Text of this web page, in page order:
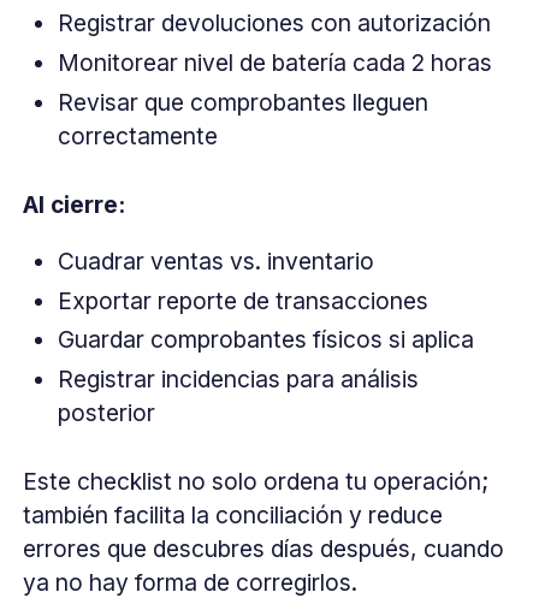
Registrar devoluciones con autorización
Monitorear nivel de batería cada 2 horas
Revisar que comprobantes lleguen
correctamente
Al cierre:
Cuadrar ventas vs. inventario
Exportar reporte de transacciones
Guardar comprobantes físicos si aplica
Registrar incidencias para análisis
posterior
Este checklist no solo ordena tu operación;
también facilita la conciliación y reduce
errores que descubres días después, cuando
ya no hay forma de corregirlos.